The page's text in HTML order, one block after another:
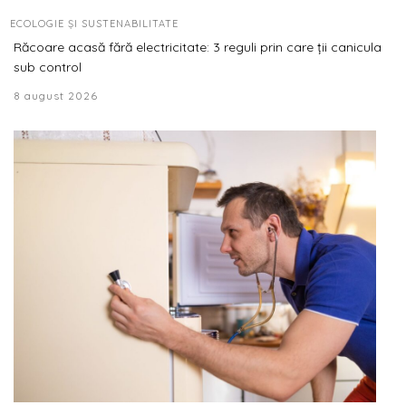
ECOLOGIE ȘI SUSTENABILITATE
Răcoare acasă fără electricitate: 3 reguli prin care ții canicula
sub control
8 august 2026